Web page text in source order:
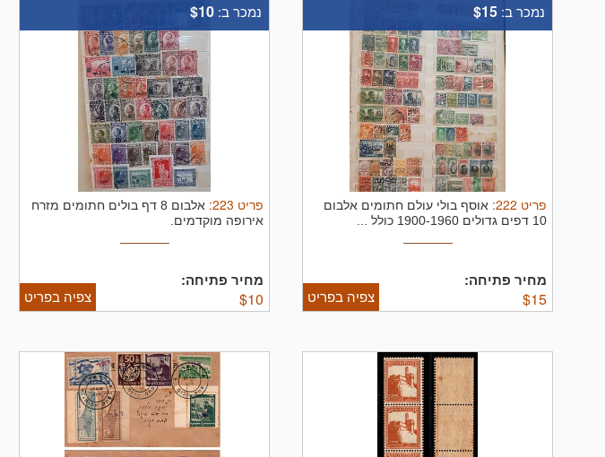
נמכר ב: $15
פריט 222
: אוסף בולי עולם חתומים אלבום
10 דפים גדולים 1900-1960 כולל ...
מחיר פתיחה:
$15 צפיה בפריט
נמכר ב: $10
פריט 223
:
אלבום 8 דף בולים חתומים מזרח
אירופה מוקדמים.
מחיר פתיחה:
$10 צפיה בפריט